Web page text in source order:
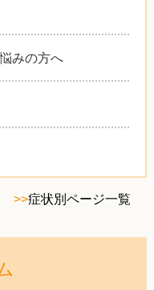
みの方へ
>>症状別ページ一覧